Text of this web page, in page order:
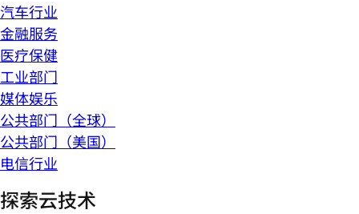
汽车行业
金融服务
医疗保健
工业部门
媒体娱乐
公共部门（全球）
公共部门（美国）
电信行业
探索云技术